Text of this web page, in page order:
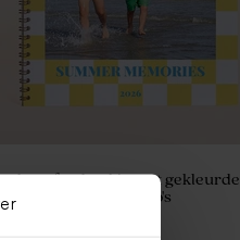
fotoboekje met gekleurde
voor vakantiefoto's